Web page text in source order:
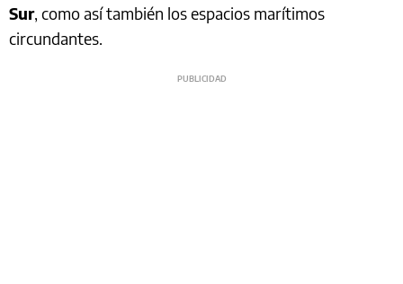
Sur, como así también los espacios marítimos
circundantes.